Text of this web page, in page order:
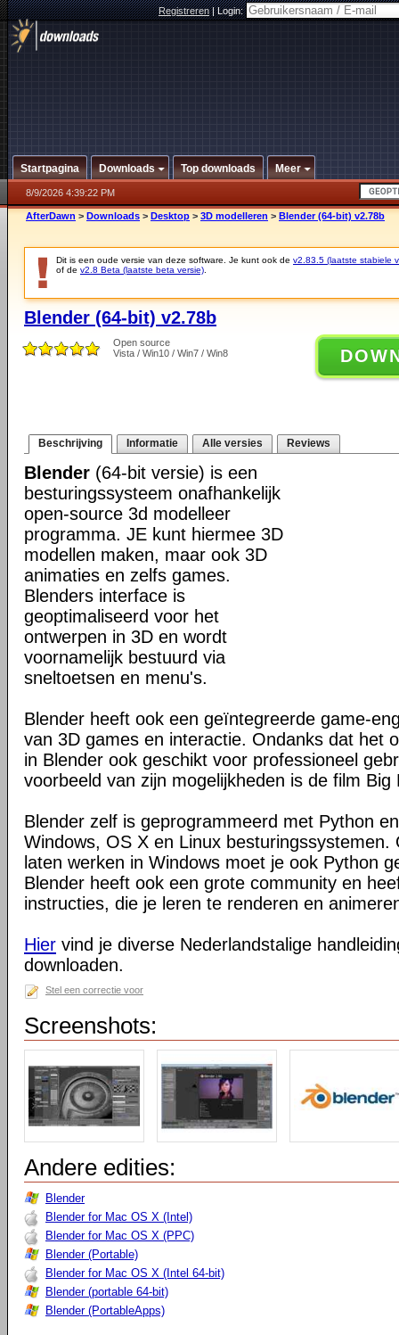
Registreren|Login:
Startpagina Downloads Top downloads Meer
8/9/2026 4:39:22 PM
AfterDawn > Downloads > Desktop > 3D modelleren > Blender (64-bit) v2.78b
Dit is een oude versie van deze software. Je kunt ook de v2.83.5 (laatste stabiele
of de v2.8 Beta (laatste beta versie)
Blender (64-bit) v2.78b
Open source
Vista / Win10 / Win7 / Win8
Beschrijving Informatie Alle versies Reviews
Blender (64-bit versie) is een
besturingssysteem onafhankelijk
open-source 3d modelleer
programma. JE kunt hiermee 3D
modellen maken, maar ook 3D
animaties en zelfs games.
Blenders interface is
geoptimaliseerd voor het
ontwerpen in 3D en wordt
voornamelijk bestuurd via
sneltoetsen en menu's.
Blender heeft ook een geïntegreerde game-
van 3D games en interactie. Ondanks dat het
in Blender ook geschikt voor professioneel
voorbeeld van zijn mogelijkheden is de film Big
Blender zelf is geprogrammeerd met Python
Windows, OS X en Linux besturingssystemen.
laten werken in Windows moet je ook Python
Blender heeft ook een grote community en
instructies, die je leren te renderen en
Hier vind je diverse Nederlandstalige
downloaden.
Stel een correctie voor
Screenshots:
Andere edities:
Blender
Blender for Mac OS X (Intel)
Blender for Mac OS X (PPC)
Blender (Portable)
Blender for Mac OS X (Intel 64-bit)
Blender (portable 64-bit)
Blender (PortableApps)